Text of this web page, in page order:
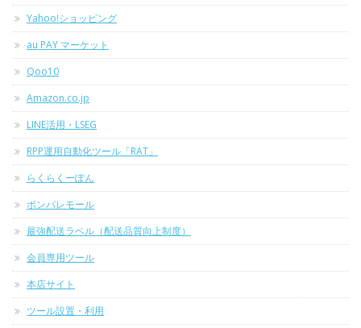
Yahoo!ショッピング
au PAY マーケット
Qoo10
Amazon.co.jp
LINE活用・LSEG
RPP運用自動化ツール「RAT」
らくらくーぽん
ポンパレモール
最強配送ラベル（配送品質向上制度）
会員専用ツール
本店サイト
ツール設置・利用